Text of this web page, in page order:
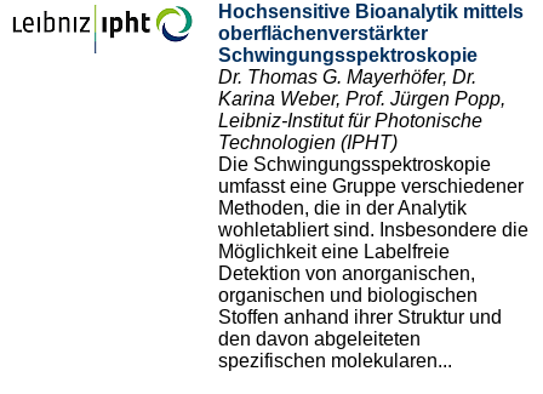
Hochsensitive Bioanalytik mittels
oberflächenverstärkter
Schwingungsspektroskopie
Dr. Thomas G. Mayerhöfer, Dr.
Karina Weber, Prof. Jürgen Popp,
Leibniz-Institut für Photonische
Technologien (IPHT)
Die Schwingungsspektroskopie
umfasst eine Gruppe verschiedener
Methoden, die in der Analytik
wohletabliert sind. Insbesondere die
Möglichkeit eine Labelfreie
Detektion von anorganischen,
organischen und biologischen
Stoffen anhand ihrer Struktur und
den davon abgeleiteten
spezifischen molekularen...